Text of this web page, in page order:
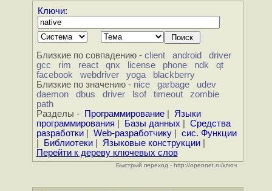
Ключи:
Близкие по совпадению - client android
driver
gcc
rim react qnx license phone ndk
qt
facebook
webdriver yoga
blackberry
Близкие по значению - nice garbage
udev
daemon
dbus driver lsof timeout
zombie
path
Разделы -
Программирование| Языки
программирования
Базы данных
Средства
разработки| Web-разработчику| сис. Функции
Библиотеки| Языковые конструкции|
Перейти к дереву ключевых слов
Быстрый переход - http://opennet.ru/ключ